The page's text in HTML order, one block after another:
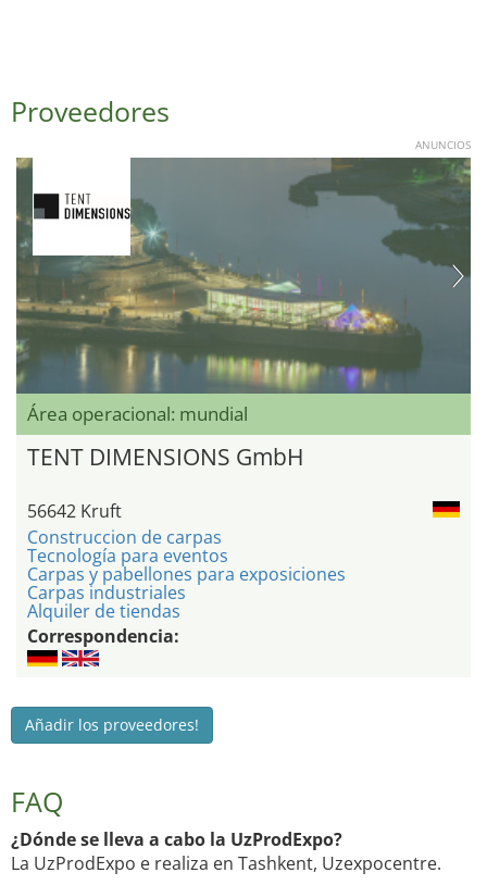
Proveedores
ANUNCIOS
Área operacional: mundial
TENT DIMENSIONS GmbH
56642 Kruft
Construccion de carpas
Tecnología para eventos
Carpas y pabellones para exposiciones
Carpas industriales
Alquiler de tiendas
Correspondencia:
Añadir los proveedores!
FAQ
¿Dónde se lleva a cabo la UzProdExpo?
La UzProdExpo e realiza en Tashkent, Uzexpocentre.